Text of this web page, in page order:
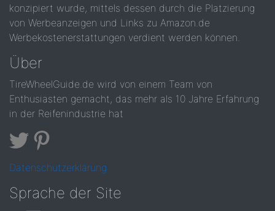
konzipiert wurde, mittels dessen durch die Platzierung
von Werbeanzeigen und Links zu Amazon.de
Werbekostenerstattungen verdient werden können.
Über
TireWheelGuide.de wird von einem Team von
Enthusiasten gemacht, das mehr als 10 Jahre Erfahrung
in der Reifenindustrie hat
Datenschutzerklärung
Sprache der Site